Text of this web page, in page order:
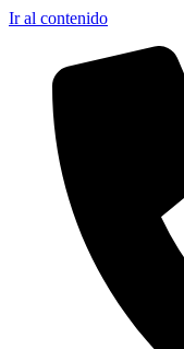
Ir al contenido